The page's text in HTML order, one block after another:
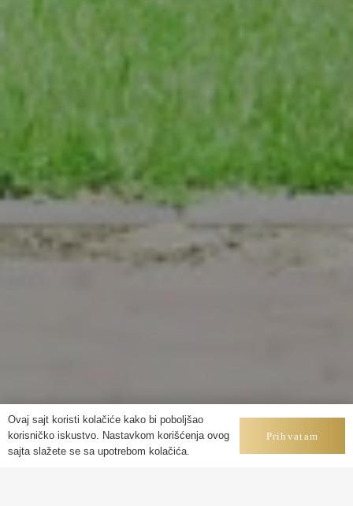
Ovaj sajt koristi kolačiće kako bi poboljšao
korisničko iskustvo. Nastavkom korišćenja ovog
sajta slažete se sa upotrebom kolačića.
Prihvatam